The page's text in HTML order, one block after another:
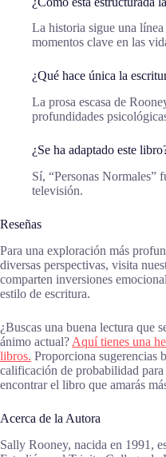
La historia sigue una
momentos clave en las
¿Qué hace única la
La prosa escasa de
profundidades
¿Se ha adaptado este
Sí, “Personas Normales”
televisión.
Reseñas
Para una exploración más
diversas perspectivas, visita
comparten inversiones
estilo de escritura.
¿Buscas una buena lectura que
ánimo actual? Aquí tienes una
libros. Proporciona sugerencias
calificación de probabilidad
encontrar el libro que amarás
Acerca de la Autora
Sally Rooney, nacida en 1991,